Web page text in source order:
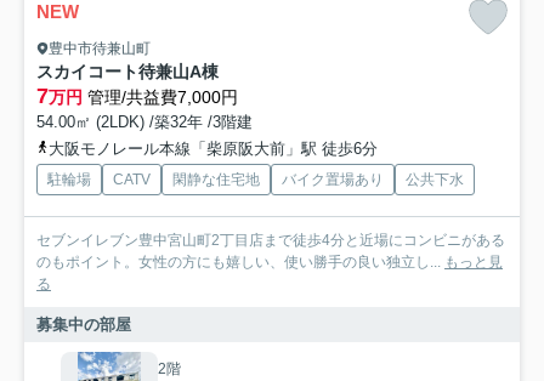
NEW
豊中市待兼山町
スカイコート待兼山A棟
7万円 管理/共益費7,000円
54.00㎡ (2LDK) /築32年 /3階建
大阪モノレール本線「柴原阪大前」駅 徒歩6分
駐輪場 CATV 閑静な住宅地 バイク置場あり 公共下水
セブンイレブン豊中宮山町2丁目店まで徒歩4分と近場にコンビニがある
のもポイント。女性の方にも嬉しい、使い勝手の良い独立し... もっと見
る
募集中の部屋
2階